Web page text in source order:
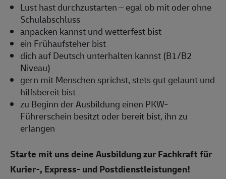
Lust hast durchzustarten – egal ob mit oder ohne
Schulabschluss
anpacken kannst und wetterfest bist
ein Frühaufsteher bist
dich auf Deutsch unterhalten kannst (B1/B2
Niveau)
gern mit Menschen sprichst, stets gut gelaunt und
hilfsbereit bist
zu Beginn der Ausbildung einen PKW-
Führerschein besitzt oder bereit bist, ihn zu
erlangen
Starte mit uns deine Ausbildung zur Fachkraft für
Kurier-, Express- und Postdienstleistungen!